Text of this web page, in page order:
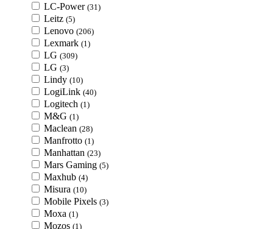
LC-Power (31)
Leitz (5)
Lenovo (206)
Lexmark (1)
LG (309)
LG (3)
Lindy (10)
LogiLink (40)
Logitech (1)
M&G (1)
Maclean (28)
Manfrotto (1)
Manhattan (23)
Mars Gaming (5)
Maxhub (4)
Misura (10)
Mobile Pixels (3)
Moxa (1)
Mozos (1)